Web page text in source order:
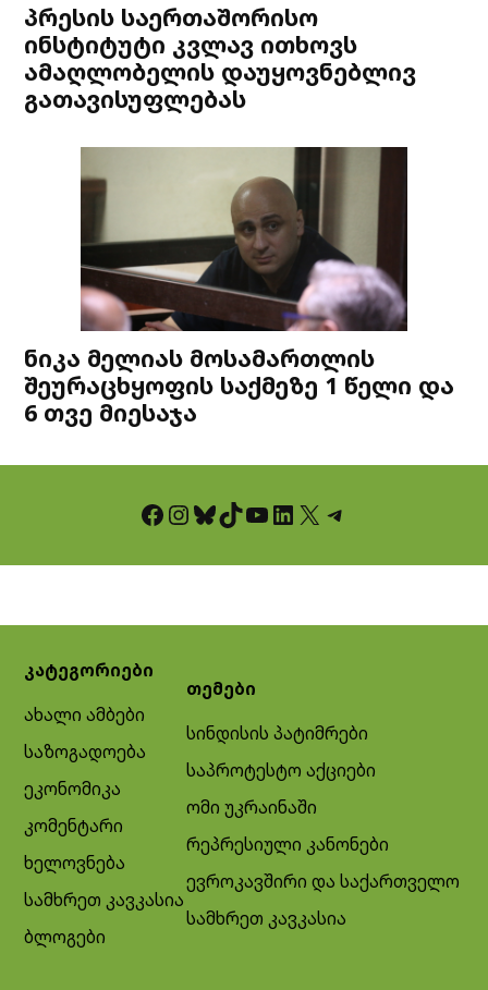
პრესის საერთაშორისო
ინსტიტუტი კვლავ ითხოვს
ამაღლობელის დაუყოვნებლივ
გათავისუფლებას
ნიკა მელიას მოსამართლის
შეურაცხყოფის საქმეზე 1 წელი და
6 თვე მიესაჯა
Facebook InstagramBluesky TikTok YouTube LinkedIn X Telegram
კატეგორიები
ახალი ამბები
საზოგადოება
ეკონომიკა
კომენტარი
ხელოვნება
სამხრეთ კავკასია
ბლოგები
თემები
სინდისის პატიმრები
საპროტესტო აქციები
ომი უკრაინაში
რეპრესიული კანონები
ევროკავშირი და საქართველო
სამხრეთ კავკასია